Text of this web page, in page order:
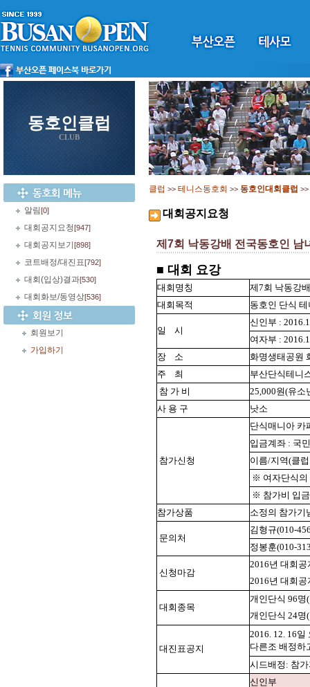
동호인클럽
CLUB
알림[0]
대회공지요청[947]
대회공지보기 [898]
코트배정/대진표[792]
대회(입상)결과[530]
대회화보/동영상[536]
회원보기
가입하기
클럽 >> 테니스동호회 >> 동호인대회클럽 >>
대회공지요청
제7회 낙동강배 전국동호인 남
■ 대회 요강
대회명칭
제7회 낙동강
대회목적
동호인 단식
일 시
신인부 :
여자부 :
장
소
화명생태공원
주
최
부산단식테니
참 가 비
25,000원(유소
사 용 구
낫소
참가신청
단식매니아 카
입금계좌 : 국
이름/지역(클
※ 여자단식의
※ 참가비 입
참가상품
소정의 참가기
문의처
김형규(010-
정봉훈(010-
신청마감
2016년 대회
2016년 대회
대회종목
개인단식 96명
개인단식 24명
대진표공지
2016. 12. 16일
다른조 배정하
시드배정: 참
신인부